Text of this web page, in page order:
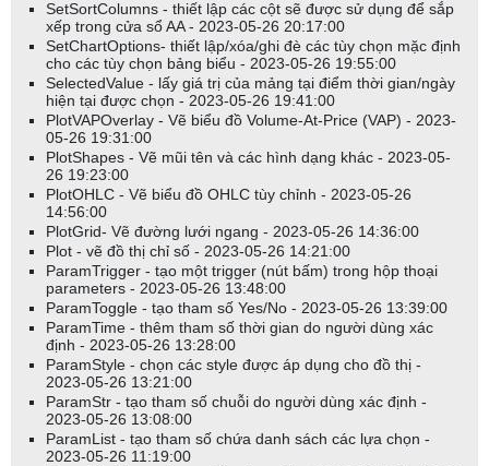
SetSortColumns - thiết lập các cột sẽ được sử dụng để sắp
xếp trong cửa sổ AA - 2023-05-26 20:17:00
SetChartOptions- thiết lập/xóa/ghi đè các tùy chọn mặc định
cho các tùy chọn bảng biểu - 2023-05-26 19:55:00
SelectedValue - lấy giá trị của mảng tại điểm thời gian/ngày
hiện tại được chọn - 2023-05-26 19:41:00
PlotVAPOverlay - Vẽ biểu đồ Volume-At-Price (VAP) - 2023-
05-26 19:31:00
PlotShapes - Vẽ mũi tên và các hình dạng khác - 2023-05-
26 19:23:00
PlotOHLC - Vẽ biểu đồ OHLC tùy chỉnh - 2023-05-26
14:56:00
PlotGrid- Vẽ đường lưới ngang - 2023-05-26 14:36:00
Plot - vẽ đồ thị chỉ số - 2023-05-26 14:21:00
ParamTrigger - tạo một trigger (nút bấm) trong hộp thoại
parameters - 2023-05-26 13:48:00
ParamToggle - tạo tham số Yes/No - 2023-05-26 13:39:00
ParamTime - thêm tham số thời gian do người dùng xác
định - 2023-05-26 13:28:00
ParamStyle - chọn các style được áp dụng cho đồ thị -
2023-05-26 13:21:00
ParamStr - tạo tham số chuỗi do người dùng xác định -
2023-05-26 13:08:00
ParamList - tạo tham số chứa danh sách các lựa chọn -
2023-05-26 11:19:00